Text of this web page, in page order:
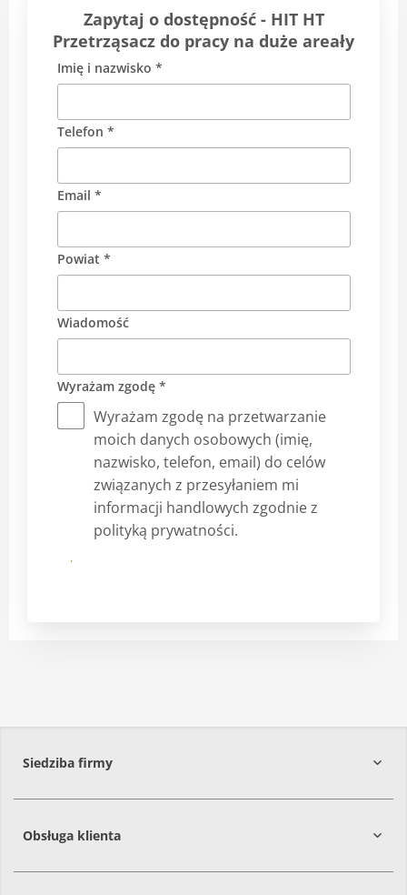
Zapytaj o dostępność - HIT HT
Przetrząsacz do pracy na duże areały
Imię i nazwisko *
Telefon *
Email *
Powiat *
Wiadomość
Wyrażam zgodę *
Wyrażam zgodę na przetwarzanie
moich danych osobowych (imię,
nazwisko, telefon, email) do celów
związanych z przesyłaniem mi
informacji handlowych zgodnie z
polityką prywatności.
Prześlij
Siedziba firmy
Obsługa klienta